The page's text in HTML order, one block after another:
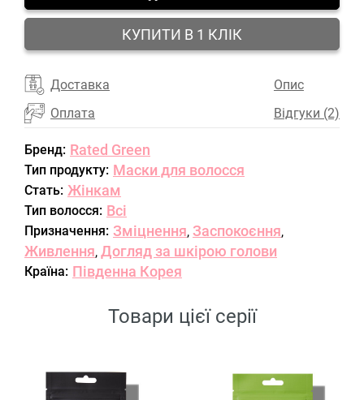
КУПИТИ В 1 КЛІК
Доставка
Оплата
Опис
Відгуки (2)
Бренд: Rated Green
Тип продукту: Маски для волосся
Стать: Жінкам
Тип волосся: Всі
Призначення: Зміцнення, Заспокоєння,
Живлення, Догляд за шкірою голови
Країна: Південна Корея
Товари цієї серії